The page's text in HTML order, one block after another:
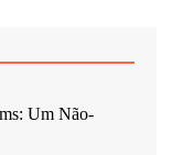
Um Não-